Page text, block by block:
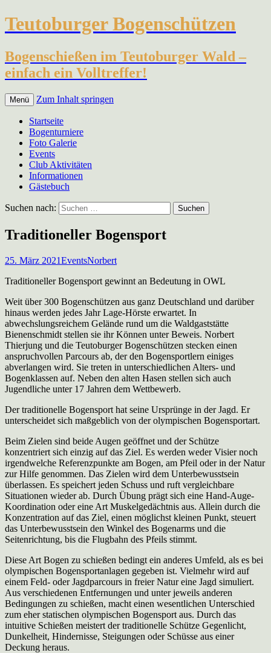
Teutoburger Bogenschützen
Bogenschießen im Teutoburger Wald –
einfach ein Volltreffer!
Menü Zum Inhalt springen
Startseite
Bogenturniere
Foto Galerie
Events
Club Aktivitäten
Informationen
Gästebuch
Suchen nach:
Traditioneller Bogensport
25. März 2021EventsNorbert
Traditioneller Bogensport gewinnt an Bedeutung in OWL
Weit über 300 Bogenschützen aus ganz Deutschland und darüber
hinaus werden jedes Jahr Lage-Hörste erwartet. In
abwechslungsreichem Gelände rund um die Waldgaststätte
Bienenschmidt stellen sie ihr Können unter Beweis. Norbert
Thierjung und die Teutoburger Bogenschützen stecken einen
anspruchvollen Parcours ab, der den Bogensportlern einiges
abverlangen wird. Sie treten in unterschiedlichen Alters- und
Bogenklassen auf. Neben den alten Hasen stellen sich auch
Jugendliche unter 17 Jahren dem Wettbewerb.
Der traditionelle Bogensport hat seine Ursprünge in der Jagd. Er
unterscheidet sich maßgeblich von der olympischen Bogensportart.
Beim Zielen sind beide Augen geöffnet und der Schütze
konzentriert sich einzig auf das Ziel. Es werden weder Visier noch
irgendwelche Referenzpunkte am Bogen, am Pfeil oder in der Natur
zur Hilfe genommen. Das Zielen wird dem Unterbewusstsein
überlassen. Es speichert jeden Schuss und ruft vergleichbare
Situationen wieder ab. Durch Übung prägt sich eine Hand-Auge-
Koordination oder eine Art Muskelgedächtnis aus. Allein durch die
Konzentration auf das Ziel, einen möglichst kleinen Punkt, steuert
das Unterbewusstsein den Winkel des Bogenarms und die
Seitenrichtung, bis die Flugbahn des Pfeils stimmt.
Diese Art Bogen zu schießen bedingt ein anderes Umfeld, als es bei
olympischen Bogensportanlagen gegeben ist. Vielmehr wird auf
einem Feld- oder Jagdparcours in freier Natur eine Jagd simuliert.
Aus verschiedenen Entfernungen und unter jeweils anderen
Bedingungen zu schießen, macht einen wesentlichen Unterschied
zum eher statischen olympischen Bogensport aus. Durch das
intuitive Schießen meistert der traditionelle Schütze Gegenlicht,
Dunkelheit, Hindernisse, Steigungen oder Schüsse aus einer
Deckung heraus.